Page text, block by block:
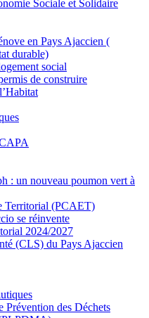
Sociale et Solidaire
en Pays Ajaccien (
durable)
social
de construire
: un nouveau poumon vert à
Territorial (PCAET)
se réinvente
2024/2027
(CLS) du Pays Ajaccien
Prévention des Déchets